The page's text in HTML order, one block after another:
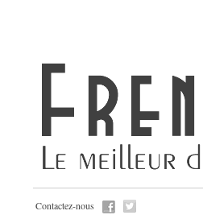
Contactez-nous